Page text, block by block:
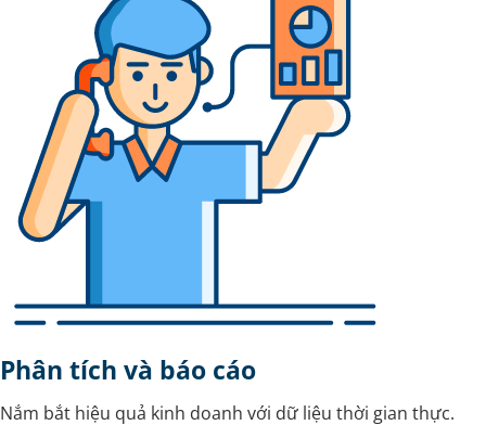
Phân tích và báo cáo
Nắm bắt hiệu quả kinh doanh với dữ liệu thời gian thực.